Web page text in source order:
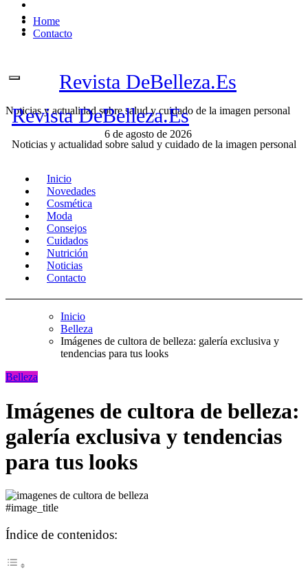
Home
Contacto
Revista DeBelleza.Es
Noticias y actualidad sobre salud y cuidado de la imagen personal
6 de agosto de 2026
Revista DeBelleza.Es
Noticias y actualidad sobre salud y cuidado de la imagen personal
Inicio
Novedades
Cosmética
Moda
Consejos
Cuidados
Nutrición
Noticias
Contacto
Inicio
Belleza
Imágenes de cultora de belleza: galería exclusiva y
tendencias para tus looks
Belleza
Imágenes de cultora de belleza:
galería exclusiva y tendencias
para tus looks
#image_title
Índice de contenidos: